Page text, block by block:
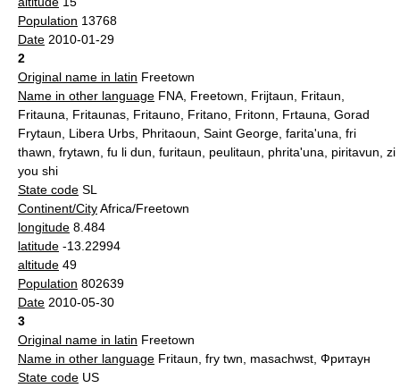
Population 13768
Date 2010-01-29
2
Original name in latin Freetown
Name in other language FNA, Freetown, Frijtaun, Fritaun,
Fritauna, Fritaunas, Fritauno, Fritano, Fritonn, Frtauna, Gorad
Frytaun, Libera Urbs, Phritaoun, Saint George, farita'una, fri
thawn, frytawn, fu li dun, furitaun, peulitaun, phrita'una, piritavun, zi
you shi
State code SL
Continent/CityAfrica/Freetown
longitude 8.484
latitude -13.22994
altitude 49
Population 802639
Date 2010-05-30
3
Original name in latin Freetown
Name in other language Fritaun, fry twn, masachwst, Фритаун
State code US